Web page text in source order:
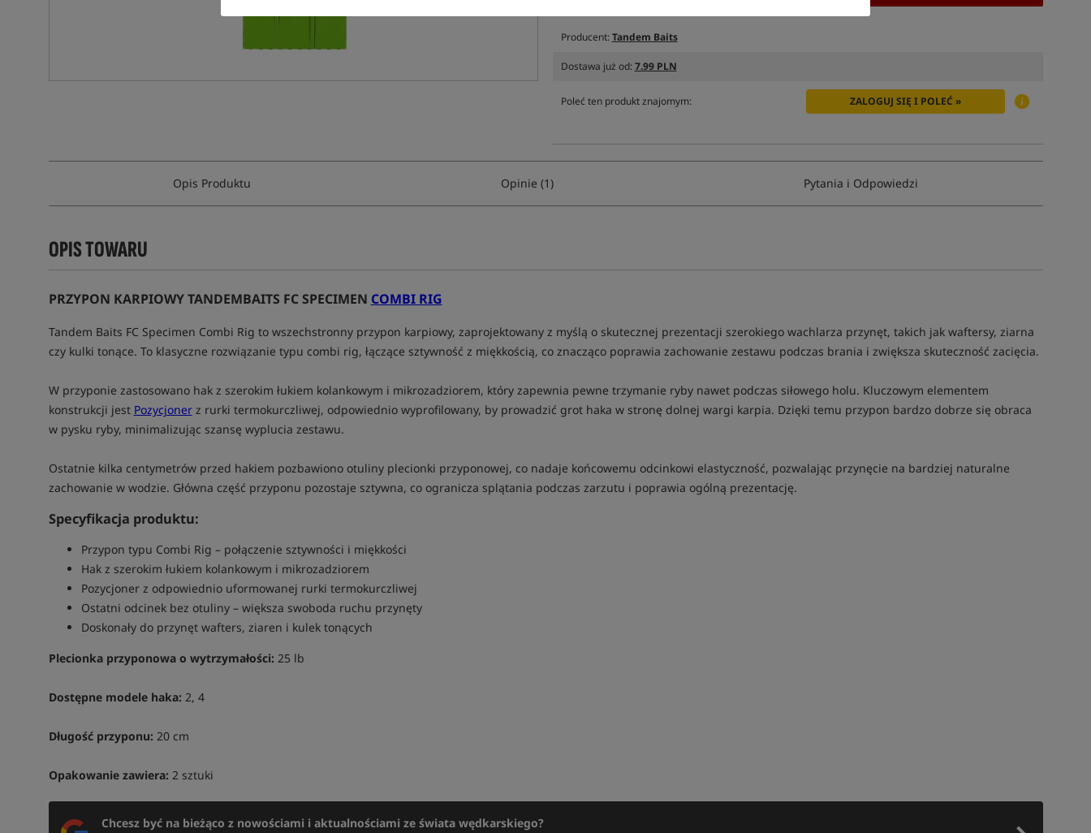
Producent:Tandem Baits
Dostawa już od:7.99 PLN
Poleć ten produkt znajomym: ZALOGUJ SIĘ I POLEĆ »
Opis Produktu Opinie (1) Pytania i Odpowiedzi
OPIS TOWARU
PRZYPON KARPIOWY TANDEMBAITS FC SPECIMEN COMBI RIG
Tandem Baits FC Specimen Combi Rig to wszechstronny przypon karpiowy, zaprojektowany z myślą o skutecznej prezentacji szerokiego wachlarza przynęt, takich jak waftersy, ziarna
czy kulki tonące. To klasyczne rozwiązanie typu combi rig, łączące sztywność z miękkością, co znacząco poprawia zachowanie zestawu podczas brania i zwiększa skuteczność zacięcia.
W przyponie zastosowano hak z szerokim łukiem kolankowym i mikrozadziorem, który zapewnia pewne trzymanie ryby nawet podczas siłowego holu. Kluczowym elementem
konstrukcji jest Pozycjonerz rurki termokurczliwej, odpowiednio wyprofilowany, by prowadzić grot haka w stronę dolnej wargi karpia. Dzięki temu przypon bardzo dobrze się obraca
w pysku ryby, minimalizując szansę wyplucia zestawu.
Ostatnie kilka centymetrów przed hakiem pozbawiono otuliny plecionki przyponowej, co nadaje końcowemu odcinkowi elastyczność, pozwalając przynęcie na bardziej naturalne
zachowanie w wodzie. Główna część przyponu pozostaje sztywna, co ogranicza splątania podczas zarzutu i poprawia ogólną prezentację.
Specyfikacja produktu:
Przypon typu Combi Rig – połączenie sztywności i miękkości
Hak z szerokim łukiem kolankowym i mikrozadziorem
Pozycjoner z odpowiednio uformowanej rurki termokurczliwej
Ostatni odcinek bez otuliny – większa swoboda ruchu przynęty
Doskonały do przynęt wafters, ziaren i kulek tonących
Plecionka przyponowa o wytrzymałości: 25 lb
Dostępne modele haka: 2, 4
Długość przyponu: 20 cm
Opakowanie zawiera: 2 sztuki
Chcesz być na bieżąco z nowościami i aktualnościami ze świata wędkarskiego?